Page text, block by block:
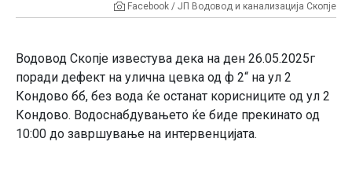
Facebook / ЈП Водовод и канализација Скопје
Водовод Скопје известува дека на ден 26.05.2025г
поради дефект на улична цевка од ф 2“ на ул 2
Кондово бб, без вода ќе останат корисниците од ул 2
Кондово. Водоснабдувањето ќе биде прекинато од
10:00 до завршување на интервенцијата.